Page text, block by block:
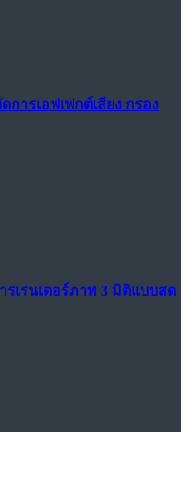
การเอฟเฟกต์เสียง กรอง
รเรนเดอร์ภาพ 3 มิติแบบสด